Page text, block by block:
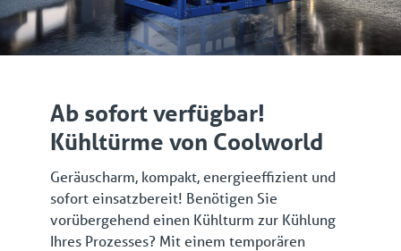
Ab sofort verfügbar!
Kühltürme von Coolworld
Geräuscharm, kompakt, energieeffizient und
sofort einsatzbereit! Benötigen Sie
vorübergehend einen Kühlturm zur Kühlung
Ihres Prozesses? Mit einem temporären